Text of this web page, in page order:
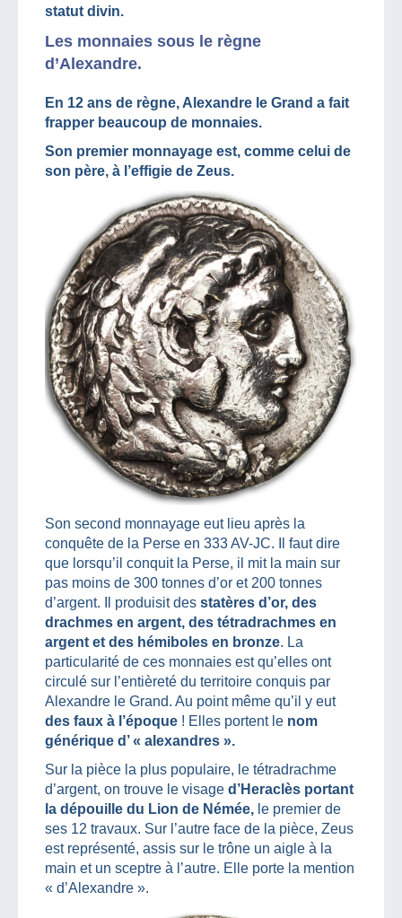
statut divin.
Les monnaies sous le règne
d’Alexandre.
En 12 ans de règne, Alexandre le Grand a fait
frapper beaucoup de monnaies.
Son premier monnayage est, comme celui de
son père, à l’effigie de Zeus.
Son second monnayage eut lieu après la
conquête de la Perse en 333 AV-JC. Il faut dire
que lorsqu’il conquit la Perse, il mit la main sur
pas moins de 300 tonnes d’or et 200 tonnes
d’argent. Il produisit des statères d’or, des
drachmes en argent, des tétradrachmes en
argent et des hémiboles en bronze. La
particularité de ces monnaies est qu’elles ont
circulé sur l’entièreté du territoire conquis par
Alexandre le Grand. Au point même qu’il y eut
des faux à l’époque ! Elles portent le nom
générique d’ « alexandres ».
Sur la pièce la plus populaire, le tétradrachme
d’argent, on trouve le visage d’Heraclès portant
la dépouille du Lion de Némée, le premier de
ses 12 travaux. Sur l’autre face de la pièce, Zeus
est représenté, assis sur le trône un aigle à la
main et un sceptre à l’autre. Elle porte la mention
« d’Alexandre ».